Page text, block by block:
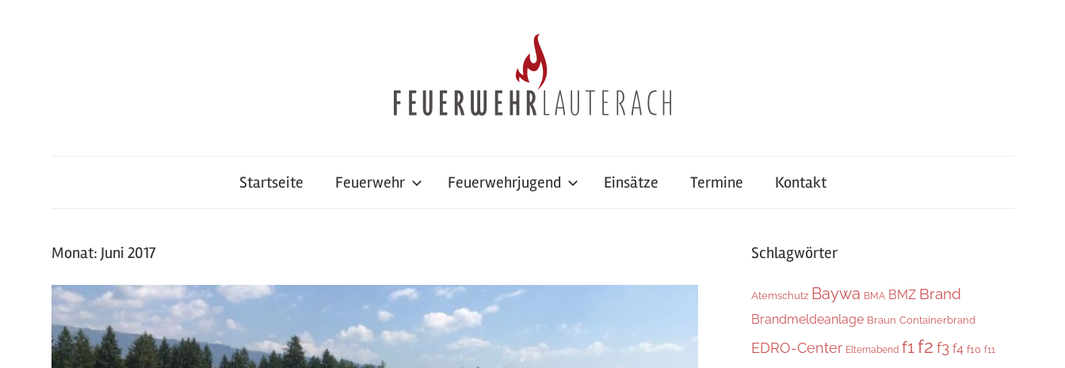
Startseite Feuerwehr Feuerwehrjugend Einsätze Termine Kontakt
Monat: Juni 2017 Schlagwörter
Atemschutz Baywa BMA BMZ Brand
Brandmeldeanlage Braun Containerbrand
EDRO-Center Elternabend f1f2 f3 f4 f10 f11